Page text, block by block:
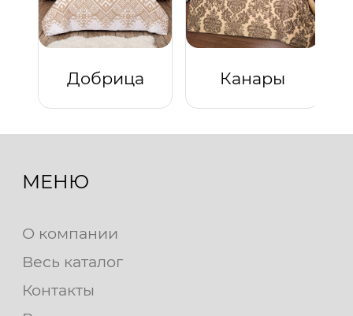
Добрица Канары
МЕНЮ
О компании
Весь каталог
Контакты